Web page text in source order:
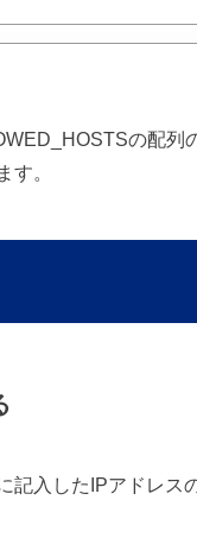
の配列
す。
記入したIPアドレス